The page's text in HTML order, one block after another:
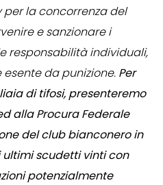
per la concorrenza del
e sanzionare i
responsabilità individuali,
da punizione. Per
di tifosi, presenteremo
alla Procura Federale
del club bianconero in
ultimi scudetti vinti con
potenzialmente